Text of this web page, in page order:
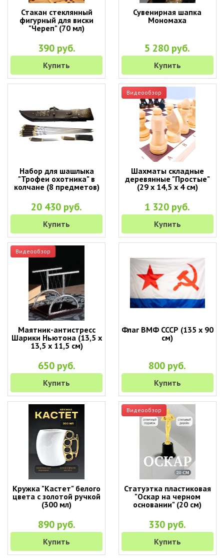
Стакан стеклянный
фигурный для виски
"Череп" (70 мл)
390 руб.
Купить
Сувенирная шапка
Мономаха
5 280 руб.
Купить
Набор для шашлыка
"Трофеи охотника" в
колчане (8 предметов)
20 430 руб.
Купить
Видеообзор
Шахматы складные
деревянные "Простые"
(29 х 14,5 х 4 см)
1 320 руб.
Купить
Видеообзор
Маятник-антистресс
Шарики Ньютона (13,5 х
13,5 х 11,5 см)
650 руб.
Купить
Флаг ВМФ СССР (135 х 90
см)
800 руб.
Купить
Кружка "Кастет" белого
цвета с золотой ручкой
(300 мл)
890 руб.
Купить
Видеообзор
Статуэтка пластиковая
"Оскар на черном
основании" (20 см)
330 руб.
Купить